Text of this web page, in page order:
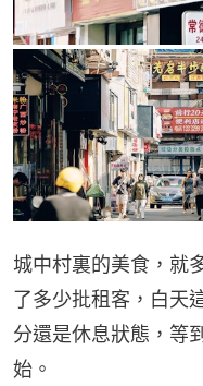
城中村裏的美食，就
了多少批租客，白天
分還是休息狀態，等
始。